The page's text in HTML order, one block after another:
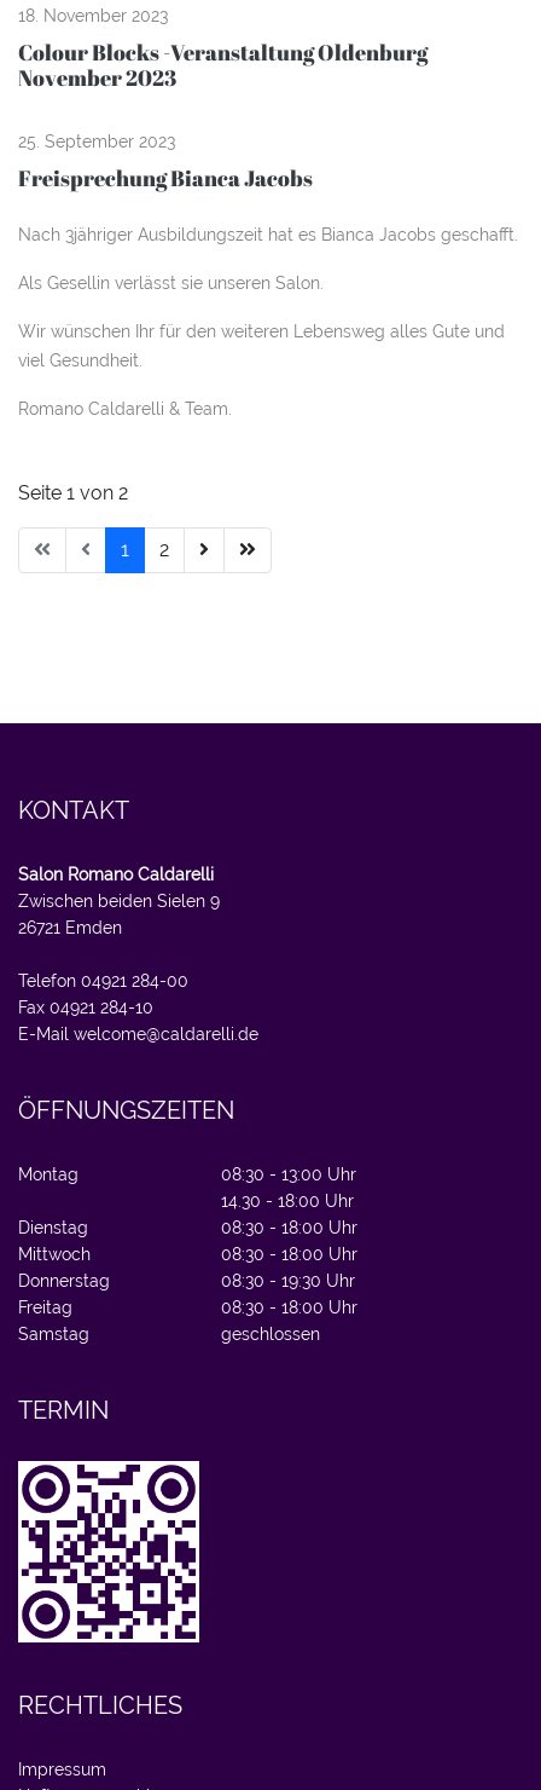
18. November 2023
Colour Blocks -Veranstaltung Oldenburg
November 2023
25. September 2023
Freisprechung Bianca Jacobs
Nach 3jähriger Ausbildungszeit hat es Bianca Jacobs geschafft.
Als Gesellin verlässt sie unseren Salon.
Wir wünschen Ihr für den weiteren Lebensweg alles Gute und
viel Gesundheit.
Romano Caldarelli & Team.
Seite 1 von 2
1 2
KONTAKT
Salon Romano Caldarelli
Zwischen beiden Sielen 9
26721 Emden
Telefon 04921 284-00
Fax 04921 284-10
E-Mail welcome@caldarelli.de
ÖFFNUNGSZEITEN
Montag
08:30 - 13:00 Uhr
14.30 - 18:00 Uhr
Dienstag
08:30 - 18:00 Uhr
Mittwoch
08:30 - 18:00 Uhr
Donnerstag
08:30 - 19:30 Uhr
Freitag
08:30 - 18:00 Uhr
Samstag
geschlossen
TERMIN
RECHTLICHES
Impressum